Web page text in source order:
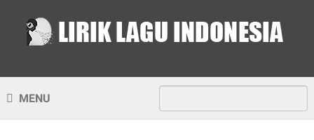
MENU